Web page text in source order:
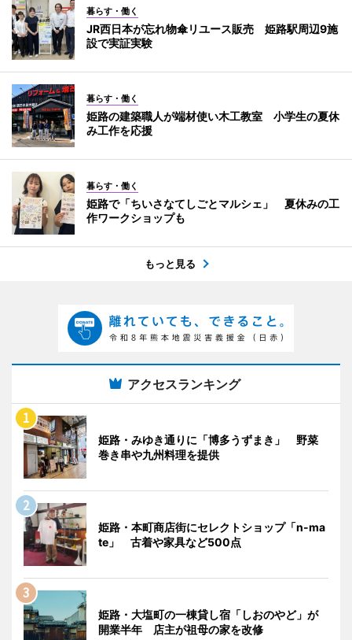
暮らす・働く
JR西日本が忘れ物傘リユース販売 姫路駅周辺9施
設で実証実験
暮らす・働く
姫路の建築職人が端材使い木工教室 小学生の夏休
み工作を応援
暮らす・働く
姫路で「ちいさなてしごとマルシェ」 夏休みの工
作ワークショップも
もっと見る
アクセスランキング
姫路・みゆき通りに「博多うずまき」 野菜
巻き串や九州料理を提供
姫路・本町商店街にセレクトショップ「n-ma
te」 古着や家具など500点
姫路・大塩町の一棟貸し宿「しおのやど」が
開業半年 店主が祖母の家を改修